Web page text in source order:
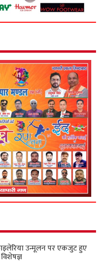
उन्मूलन पर एकजुट हुए